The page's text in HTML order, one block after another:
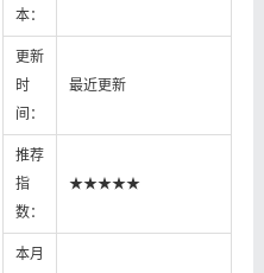
本：
更新
时
间：
最近更新
推荐
指
数：
★★★★★
本月